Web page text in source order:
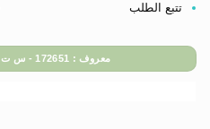
تتبع الطلب
معروف : 172651 - س ت : 7009741583